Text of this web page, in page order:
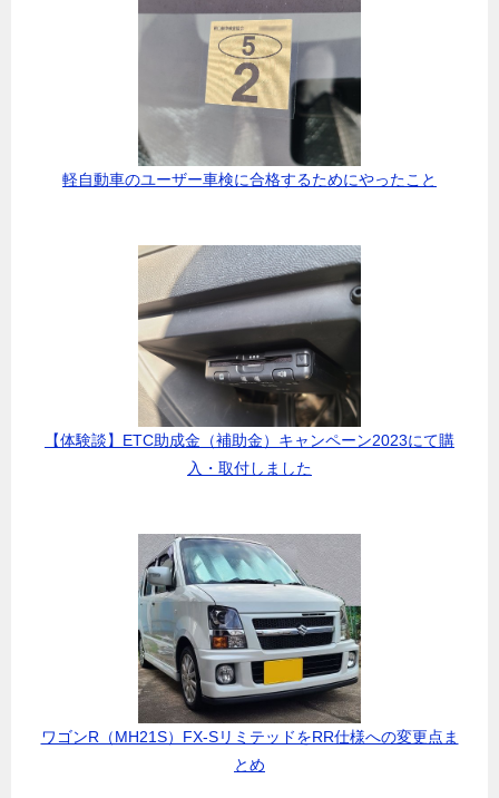
軽自動車のユーザー車検に合格するためにやったこと
【体験談】ETC助成金（補助金）キャンペーン2023にて購
入・取付しました
ワゴンR（MH21S）FX-SリミテッドをRR仕様への変更点ま
とめ